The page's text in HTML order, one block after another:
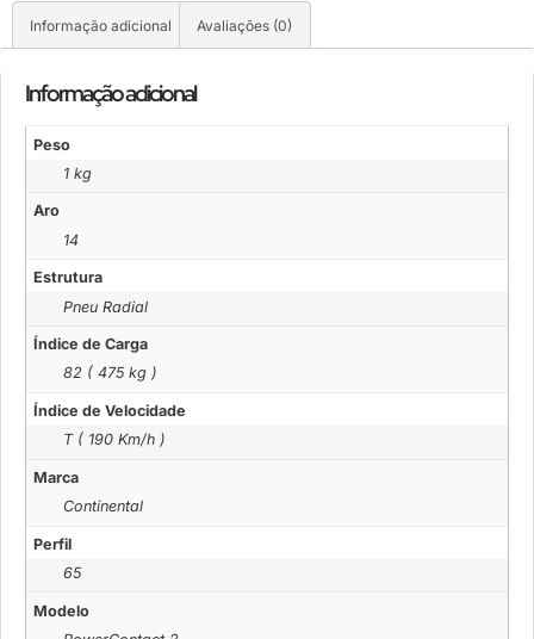
Informação adicional Avaliações (0)
Informação adicional
Peso
1 kg
Aro
14
Estrutura
Pneu Radial
Índice de Carga
82 ( 475 kg )
Índice de Velocidade
T ( 190 Km/h )
Marca
Continental
Perfil
65
Modelo